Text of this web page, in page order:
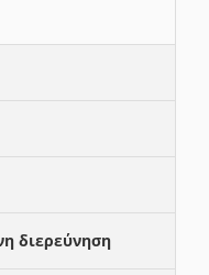
διερεύνηση